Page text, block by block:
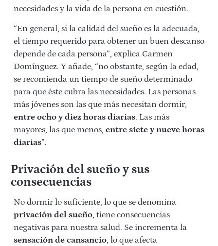
necesidades y la vida de la persona en cuestión.
“En general, si la calidad del sueño es la adecuada,
el tiempo requerido para obtener un buen descanso
depende de cada persona”, explica Carmen
Domínguez. Y añade, “no obstante, según la edad,
se recomienda un tiempo de sueño determinado
para que éste cubra las necesidades. Las personas
más jóvenes son las que más necesitan dormir,
entre ocho y diez horas diarias. Las más
mayores, las que menos, entre siete y nueve horas
diarias”.
Privación del sueño y sus
consecuencias
No dormir lo suficiente, lo que se denomina
privación del sueño, tiene consecuencias
negativas para nuestra salud. Se incrementa la
sensación de cansancio, lo que afecta